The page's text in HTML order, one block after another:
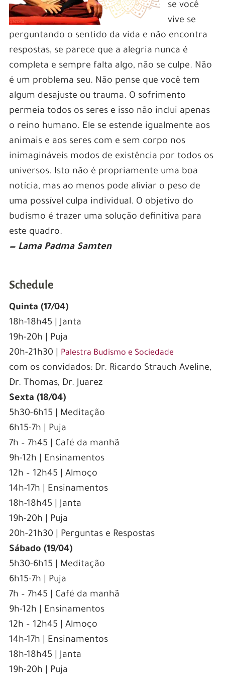
se você
vive se
perguntando o sentido da vida e não encontra
respostas, se parece que a alegria nunca é
completa e sempre falta algo, não se culpe. Não
é um problema seu. Não pense que você tem
algum desajuste ou trauma. O sofrimento
permeia todos os seres e isso não inclui apenas
o reino humano. Ele se estende igualmente aos
animais e aos seres com e sem corpo nos
inimagináveis modos de existência por todos os
universos. Isto não é propriamente uma boa
notícia, mas ao menos pode aliviar o peso de
uma possível culpa individual. O objetivo do
budismo é trazer uma solução definitiva para
este quadro.
— Lama Padma Samten
Schedule
Quinta (17/04)
18h-18h45 | Janta
19h-20h | Puja
20h-21h30 |
Palestra Budismo e Sociedade
com os convidados: Dr. Ricardo Strauch Aveline,
Dr. Thomas, Dr. Juarez
Sexta (18/04)
5h30-6h15 | Meditação
6h15-7h | Puja
7h – 7h45 | Café da manhã
9h-12h | Ensinamentos
12h – 12h45 | Almoço
14h-17h | Ensinamentos
18h-18h45 | Janta
19h-20h | Puja
20h-21h30 | Perguntas e Respostas
Sábado (19/04)
5h30-6h15 | Meditação
6h15-7h | Puja
7h – 7h45 | Café da manhã
9h-12h | Ensinamentos
12h – 12h45 | Almoço
14h-17h | Ensinamentos
18h-18h45 | Janta
19h-20h | Puja